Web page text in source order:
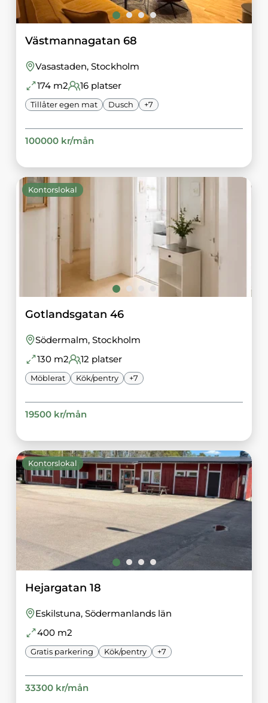
Västmannagatan 68
Vasastaden, Stockholm
174m2 16platser
Tillåter egen mat Dusch +7
100000kr/mån
Kontorslokal
Gotlandsgatan 46
Södermalm, Stockholm
130m2 12 platser
Möblerat Kök/pentry +7
19500kr/mån
Kontorslokal
Hejargatan 18
Eskilstuna, Södermanlands län
400m2
Gratis parkering Kök/pentry +7
33300kr/mån